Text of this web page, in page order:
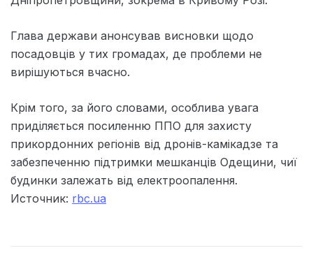
Глава держави анонсував висновки щодо
посадовців у тих громадах, де проблеми не
вирішуються вчасно.
Крім того, за його словами, особлива увага
приділяється посиленню ППО для захисту
прикордонних регіонів від дронів-камікадзе та
забезпеченню підтримки мешканців Одещини, чиї
будинки залежать від електроопалення.
Источник: rbc.ua